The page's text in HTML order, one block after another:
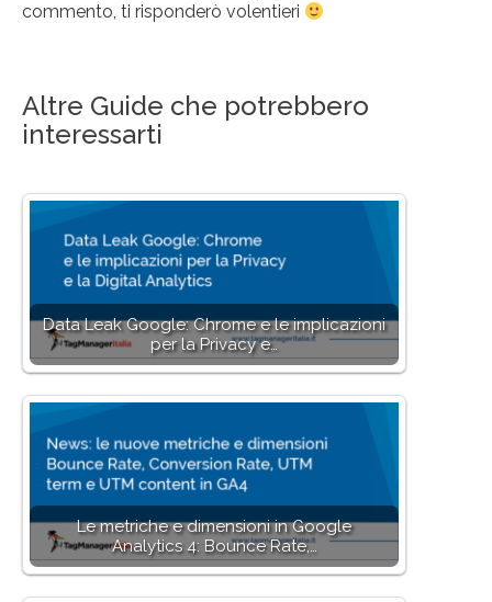
commento, ti risponderò volentieri
Altre Guide che potrebbero
interessarti
Data Leak Google: Chrome e le implicazioni
per la Privacy e…
Le metriche e dimensioni in Google
Analytics 4: Bounce Rate,…